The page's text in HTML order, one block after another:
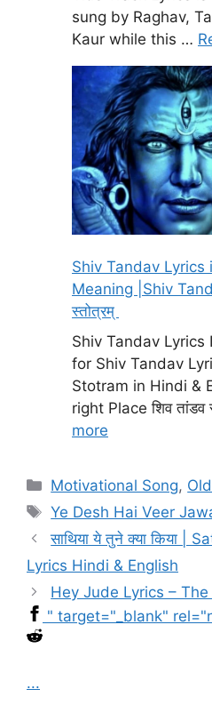
sung by Raghav,
Kaur while this …
Shiv Tandav Lyrics
Meaning |Shiv
स्तोत्रम्
Shiv Tandav
for Shiv Tandav
Stotram in Hindi &
right Place शिव तांडव
more
Categories
Motivational Song,
Tags
Ye Desh Hai Veer
साथिया ये तुने क्या किया |
Lyrics Hindi & English
Hey Jude Lyrics –
" target="_blank"
...